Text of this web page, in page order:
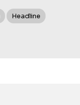
Headline